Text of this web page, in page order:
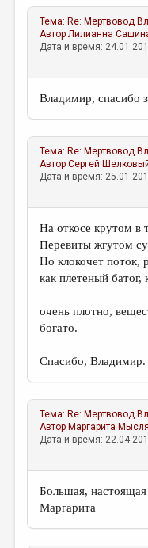
Тема: Re: Мертвовод
АвторЛилианна
Дата и время:
Владимир, спасибо
Тема: Re: Мертвовод
АвторСергей
Дата и время:
На откосе крутом в
Перевиты жгутом
Но клокочет поток,
как плетеный батог,
очень плотно,
богато.
Спасибо, Владимир.
Тема: Re: Мертвовод
Автор Маргарита
Дата и время:
Большая,
Маргарита